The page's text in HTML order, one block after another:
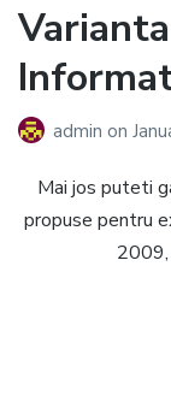
admin on
Mai jos puteti
propuse pentru
2009,